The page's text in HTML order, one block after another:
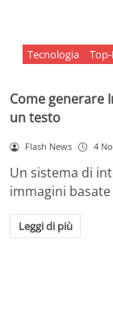
Tecnologia
Come generare
un testo
Flash News 4
Un sistema di
immagini
Leggi di più